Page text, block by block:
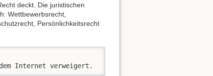
deckt. Die juristischen
Wettbewerbsrecht,
Persönlichkeitsrecht
Internet verweigert.